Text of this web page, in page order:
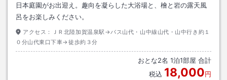
日本庭園がお出迎え。趣向を凝らした大浴場と、檜と岩の露天風
呂をお楽しみください。
アクセス：
ＪＲ北陸加賀温泉駅→バス山代・山中線山代・山中行き約１
０分山代東口下車→徒歩約３分
おとな2名 1泊1部屋 合計
税込 18,000円